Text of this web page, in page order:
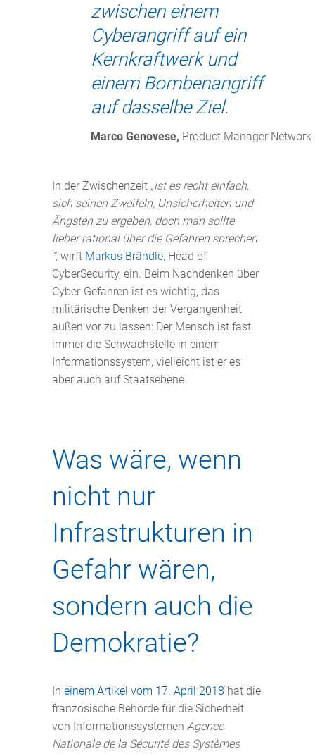
zwischen einem
Cyberangriff auf ein
Kernkraftwerk und
einem Bombenangriff
auf dasselbe Ziel.
Marco Genovese, Product Manager
In der Zwischenzeit „ist es recht einfach,
sich seinen Zweifeln, Unsicherheiten und
Ängsten zu ergeben, doch man sollte
lieber rational über die Gefahren sprechen
“, wirft Markus Brändle, Head of
CyberSecurity, ein. Beim Nachdenken über
Cyber-Gefahren ist es wichtig, das
militärische Denken der Vergangenheit
außen vor zu lassen: Der Mensch ist fast
immer die Schwachstelle in einem
Informationssystem, vielleicht ist er es
aber auch auf Staatsebene.
Was wäre, wenn
nicht nur
Infrastrukturen in
Gefahr wären,
sondern auch die
Demokratie?
In einem Artikel vom 17. April 2018 hat die
französische Behörde für die Sicherheit
von Informationssystemen Agence
Nationale de la Sécurité des Systèmes